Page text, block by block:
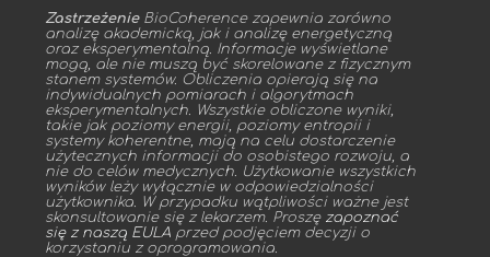
ZastrzeżenieBioCoherence zapewnia zarówno
analizę akademicką, jak i analizę energetyczną
oraz eksperymentalną. Informacje wyświetlane
mogą, ale nie muszą być skorelowane z fizycznym
stanem systemów. Obliczenia opierają się na
indywidualnych pomiarach i algorytmach
eksperymentalnych. Wszystkie obliczone wyniki,
takie jak poziomy energii, poziomy entropii i
systemy koherentne, mają na celu dostarczenie
użytecznych informacji do osobistego rozwoju, a
nie do celów medycznych. Użytkowanie wszystkich
wyników leży wyłącznie w odpowiedzialności
użytkownika. W przypadku wątpliwości ważne jest
skonsultowanie się z lekarzem. Proszę zapoznać
się z naszą EULA przed podjęciem decyzji o
korzystaniu z oprogramowania.